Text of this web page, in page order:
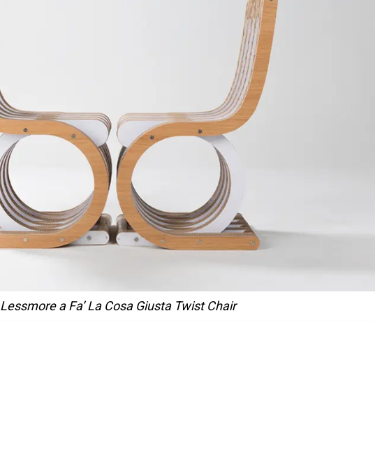
Lessmore a Fa’ La Cosa Giusta Twist Chair